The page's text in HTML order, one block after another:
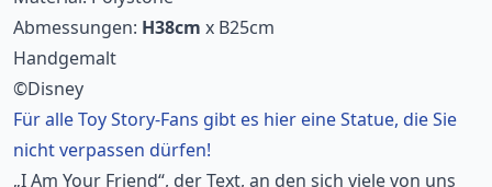
Abmessungen: H38cm x B25cm
Handgemalt
©Disney
Für alle Toy Story-Fans gibt es hier eine Statue, die Sie
nicht verpassen dürfen!
„I Am Your Friend“, der Text, an den sich viele von uns